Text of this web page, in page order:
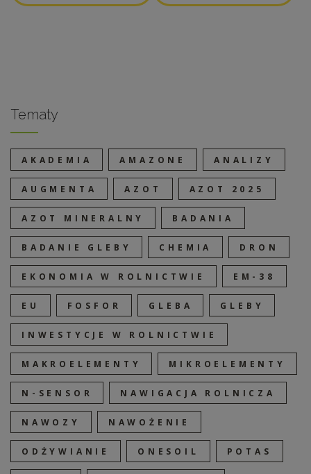
Tematy
AKADEMIA AMAZONE ANALIZY
AUGMENTA AZOT AZOT 2025
AZOT MINERALNY BADANIA
BADANIE GLEBY CHEMIA DRON
EKONOMIA W ROLNICTWIE EM-38
EU FOSFOR GLEBA GLEBY
INWESTYCJE W ROLNICTWIE
MAKROELEMENTY MIKROELEMENTY
N-SENSOR NAWIGACJA ROLNICZA
NAWOZY NAWOŻENIE
ODŻYWIANIE ONESOIL POTAS